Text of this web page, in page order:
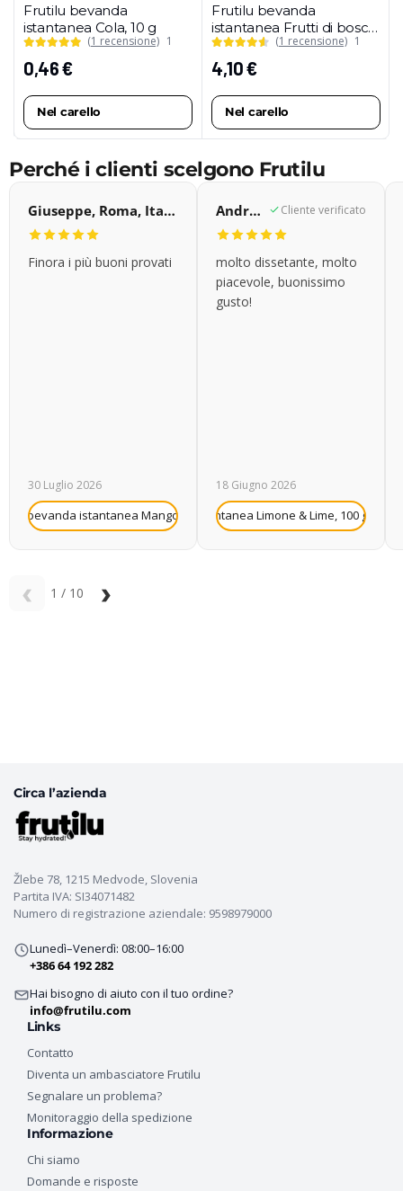
Frutilu bevanda
istantanea Cola, 10 g
(1 recensione) 1
0,46€
Nel carello
Frutilu bevanda
istantanea Frutti di bosco,
100 g (confezione maxi)
(1 recensione) 1
4,10€
Nel carello
Perché i clienti scelgono Frutilu
Giuseppe, Roma, Italia
Finora i più buoni provati
30 Luglio 2026
bevanda istantanea Mango, 10 g
Andrea, Gemona del Friuli, Italia Cliente verificato
molto dissetante, molto
piacevole, buonissimo
gusto!
18 Giugno 2026
Frutilu bevanda istantanea Limone & Lime, 100 g
Frutilu bevanda
‹ 1 / 10 ›
Circa l’azienda
Žlebe 78, 1215 Medvode, Slovenia
Partita IVA: SI34071482
Numero di registrazione aziendale: 9598979000
Lunedì–Venerdì: 08:00–16:00
+386 64 192 282
Hai bisogno di aiuto con il tuo ordine?
info@frutilu.com
Links
Contatto
Diventa un ambasciatore Frutilu
Segnalare un problema?
Monitoraggio della spedizione
Informazione
Chi siamo
Domande e risposte